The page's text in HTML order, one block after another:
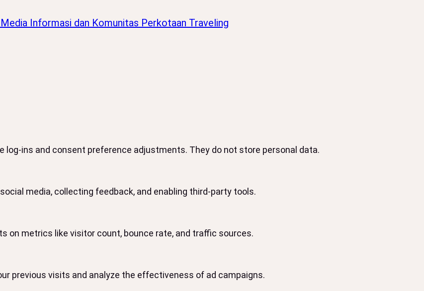
Informasi dan Komunitas Perkotaan Traveling
ins and consent preference adjustments. They do not store personal data.
media, collecting feedback, and enabling third-party tools.
on metrics like visitor count, bounce rate, and traffic sources.
previous visits and analyze the effectiveness of ad campaigns.